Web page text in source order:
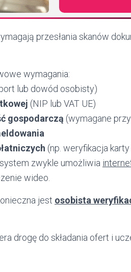
przesłania skanów
wymagania:
lub dowód osobisty)
(NIP lub VAT UE)
gospodarczą (wymagane
(np. weryfikacja
zwykle umożliwia
wideo.
jest osobista
drogę do składania ofert i